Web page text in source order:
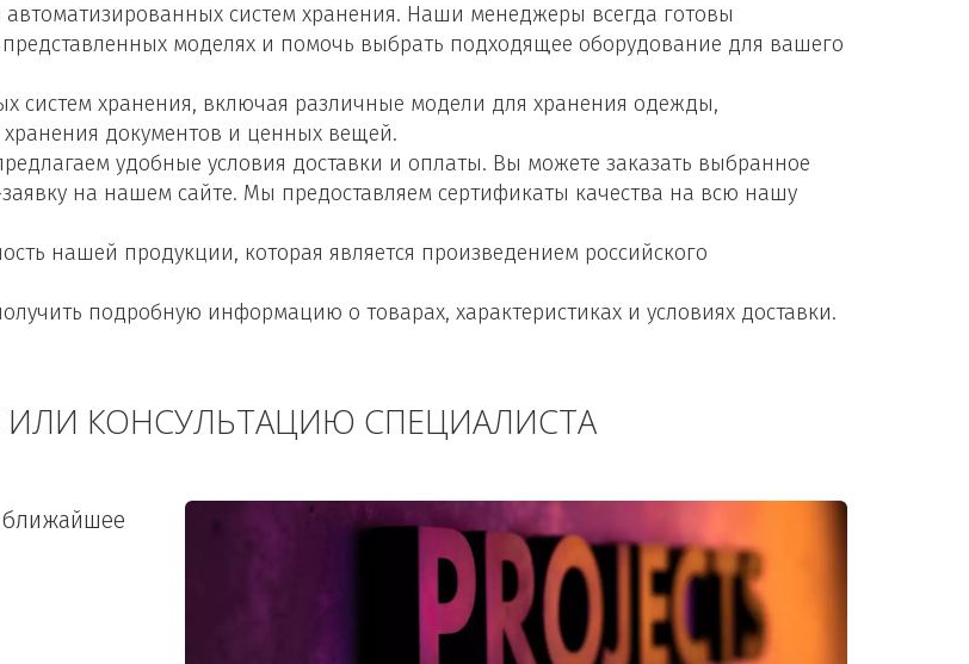
систем хранения. Наши менеджеры всегда готовы
моделях и помочь выбрать подходящее оборудование для вашего
систем хранения, включая различные модели для хранения одежды,
хранения документов и ценных вещей.
удобные условия доставки и оплаты. Вы можете заказать выбранное
на нашем сайте. Мы предоставляем сертификаты качества на всю нашу
нашей продукции, которая является произведением российского
подробную информацию о товарах, характеристиках и условиях доставки.
КОНСУЛЬТАЦИЮ СПЕЦИАЛИСТА
ближайшее